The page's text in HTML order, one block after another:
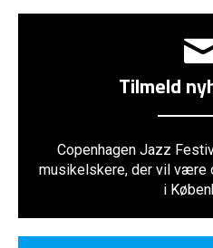
Tilmeld
Copenhagen Jazz
musikelskere, der vil være
i